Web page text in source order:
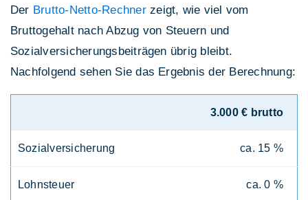
Der Brutto-Netto-Rechnerzeigt, wie viel vom
Bruttogehalt nach Abzug von Steuern und
Sozialversicherungsbeiträgen übrig bleibt.
Nachfolgend sehen Sie das Ergebnis der Berechnung:
3.000 € brutto
Sozialversicherung ca. 15 %
Lohnsteuer ca. 0 %